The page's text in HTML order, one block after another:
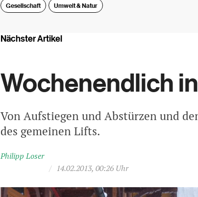
Gesellschaft Umwelt & Natur
Nächster Artikel
Wochenendlich
Von Aufstiegen und Abstürzen und
des gemeinen Lifts.
Philipp Loser
/ 14.02.2013, 00:26 Uhr